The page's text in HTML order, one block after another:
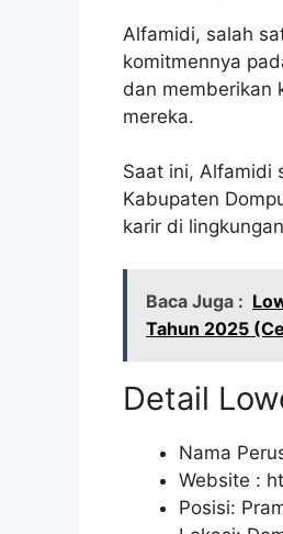
Alfamidi, salah
komitmennya
dan memberikan
mereka.
Saat ini, Alfamidi
Kabupaten
karir di
Baca Juga :
Tahun 2025
Detail
Nama
Website :
Posisi: